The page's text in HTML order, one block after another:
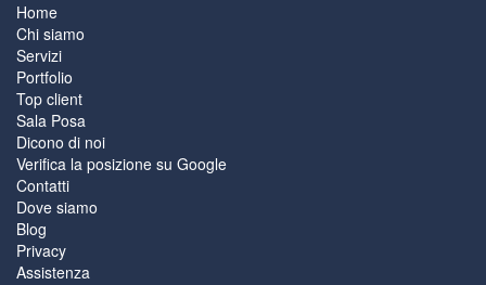
Home
Chi siamo
Servizi
Portfolio
Top client
Sala Posa
Dicono di noi
Verifica la posizione su Google
Contatti
Dove siamo
Blog
Privacy
Assistenza